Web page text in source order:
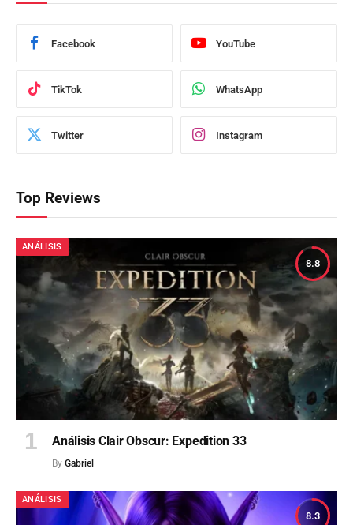
Facebook YouTube
TikTok WhatsApp
Twitter Instagram
Top Reviews
8.8
ANÁLISIS
Análisis Clair Obscur: Expedition 33
By Gabriel
8.3
ANÁLISIS